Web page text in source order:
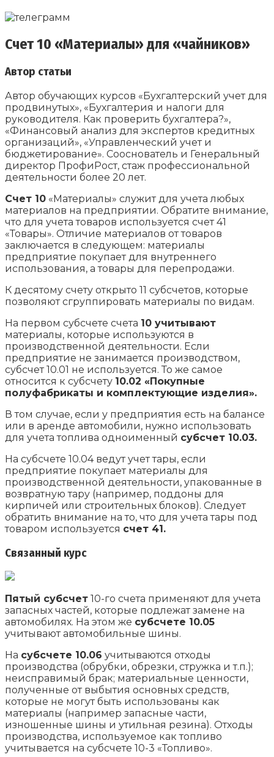
Счет 10 «Материалы» для «чайников»
Автор статьи
Автор обучающих курсов «Бухгалтерский учет для
продвинутых», «Бухгалтерия и налоги для
руководителя. Как проверить бухгалтера?»,
«Финансовый анализ для экспертов кредитных
организаций», «Управленческий учет и
бюджетирование». Сооснователь и Генеральный
директор ПрофиРост, стаж профессиональной
деятельности более 20 лет.
Счет 10 «Материалы» служит для учета любых
материалов на предприятии. Обратите внимание,
что для учета товаров используется счет 41
«Товары». Отличие материалов от товаров
заключается в следующем: материалы
предприятие покупает для внутреннего
использования, а товары для перепродажи.
К десятому счету открыто 11 субсчетов, которые
позволяют сгруппировать материалы по видам.
На первом субсчете счета 10 учитывают
материалы, которые используются в
производственной деятельности. Если
предприятие не занимается производством,
субсчет 10.01 не используется. То же самое
относится к субсчету 10.02 «Покупные
полуфабрикаты и комплектующие изделия».
В том случае, если у предприятия есть на балансе
или в аренде автомобили, нужно использовать
для учета топлива одноименный субсчет 10.03.
На субсчете 10.04 ведут учет тары, если
предприятие покупает материалы для
производственной деятельности, упакованные в
возвратную тару (например, поддоны для
кирпичей или строительных блоков). Следует
обратить внимание на то, что для учета тары под
товаром используется счет 41.
Связанный курс
Пятый субсчет 10-го счета применяют для учета
запасных частей, которые подлежат замене на
автомобилях. На этом же субсчете 10.05
учитывают автомобильные шины.
На субсчете 10.06 учитываются отходы
производства (обрубки, обрезки, стружка и т.п.);
неисправимый брак; материальные ценности,
полученные от выбытия основных средств,
которые не могут быть использованы как
материалы (например запасные части,
изношенные шины и утильная резина). Отходы
производства, используемое как топливо
учитывается на субсчете 10-3 «Топливо».